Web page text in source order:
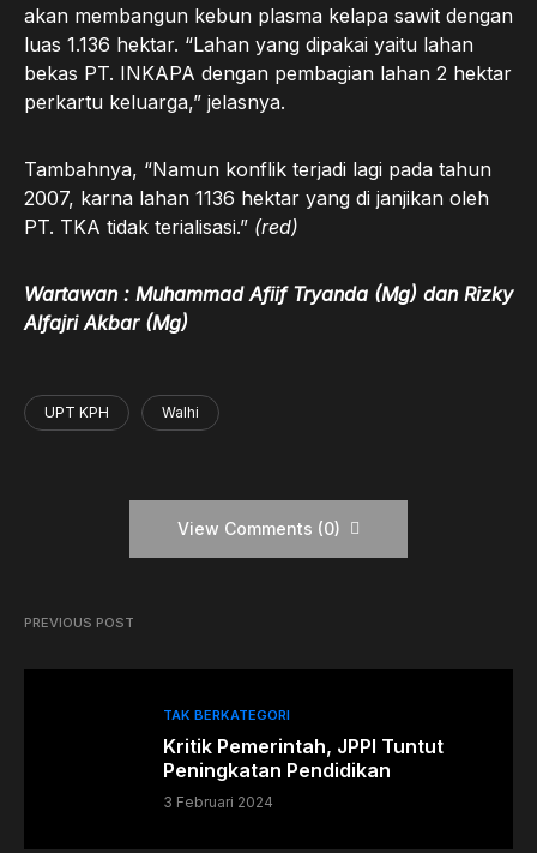
akan membangun kebun plasma kelapa sawit dengan
luas 1.136 hektar. “Lahan yang dipakai yaitu lahan
bekas PT. INKAPA dengan pembagian lahan 2 hektar
perkartu keluarga,” jelasnya.
Tambahnya, “Namun konflik terjadi lagi pada tahun
2007, karna lahan 1136 hektar yang di janjikan oleh
PT. TKA tidak terialisasi.” (red)
Wartawan : Muhammad Afiif Tryanda (Mg) dan Rizky
Alfajri Akbar (Mg)
UPT KPH Walhi
View Comments (0)
PREVIOUS POST
TAK BERKATEGORI
Kritik Pemerintah, JPPI Tuntut
Peningkatan Pendidikan
3 Februari 2024